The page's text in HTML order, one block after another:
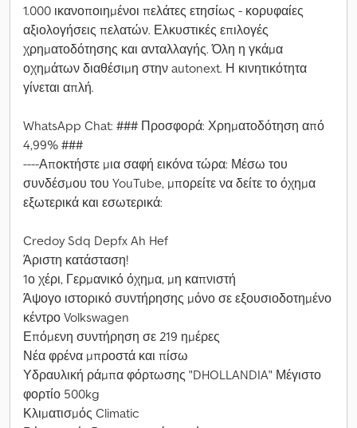
1.000 ικανοποιημένοι πελάτες ετησίως - κορυφαίες
αξιολογήσεις πελατών. Ελκυστικές επιλογές
χρηματοδότησης και ανταλλαγής. Όλη η γκάμα
οχημάτων διαθέσιμη στην autonext. Η κινητικότητα
γίνεται απλή.
WhatsApp Chat: ### Προσφορά: Χρηματοδότηση από
4,99% ###
----Αποκτήστε μια σαφή εικόνα τώρα: Μέσω του
συνδέσμου του YouTube, μπορείτε να δείτε το όχημα
εξωτερικά και εσωτερικά:
Credoy Sdq Depfx Ah Hef
Άριστη κατάσταση!
1ο χέρι, Γερμανικό όχημα, μη καπνιστή
Άψογο ιστορικό συντήρησης μόνο σε εξουσιοδοτημένο
κέντρο Volkswagen
Επόμενη συντήρηση σε 219 ημέρες
Νέα φρένα μπροστά και πίσω
Υδραυλική ράμπα φόρτωσης "DHOLLANDIA" Μέγιστο
φορτίο 500kg
Κλιματισμός Climatic